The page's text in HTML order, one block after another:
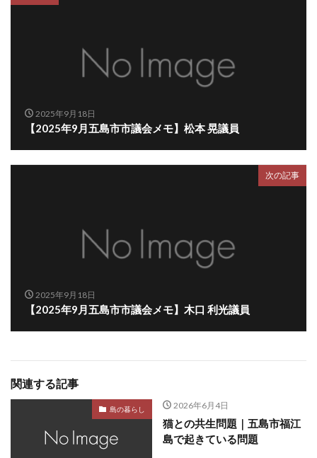
2025年9月18日
【2025年9月五島市市議会メモ】松本 晃議員
次の記事
2025年9月18日
【2025年9月五島市市議会メモ】木口 利光議員
関連する記事
島の暮らし 2026年6月4日
猫との共生問題｜五島市福江
島で起きている問題